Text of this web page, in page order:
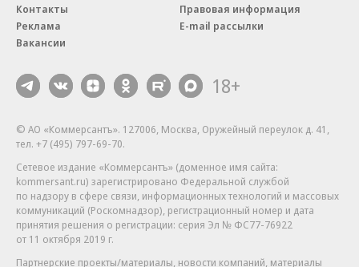
Контакты
Реклама
Вакансии
Правовая информация
E-mail рассылки
18+
© АО «Коммерсантъ». 127006, Москва, Оружейный переулок д. 41,
тел. +7 (495) 797-69-70.
Сетевое издание «Коммерсантъ» (доменное имя сайта:
kommersant.ru) зарегистрировано Федеральной службой
по надзору в сфере связи, информационных технологий и массовых
коммуникаций (Роскомнадзор), регистрационный номер и дата
принятия решения о регистрации: серия Эл № ФС77-76922
от 11 октября 2019 г.
Партнерские проекты/материалы, новости компаний, материалы